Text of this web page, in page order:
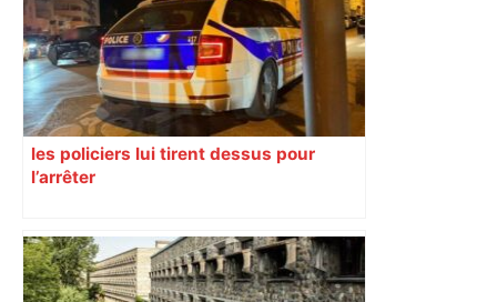
les policiers lui tirent dessus pour
l’arrêter